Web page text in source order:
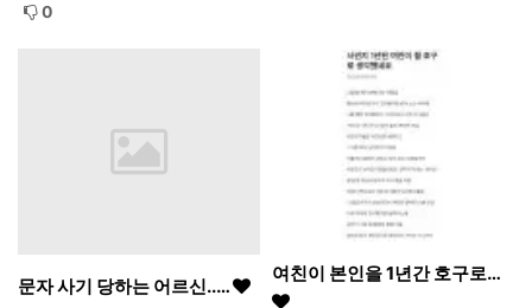
0
문자 사기 당하는 어르신..…
여친이 본인을 1년간 호구로…